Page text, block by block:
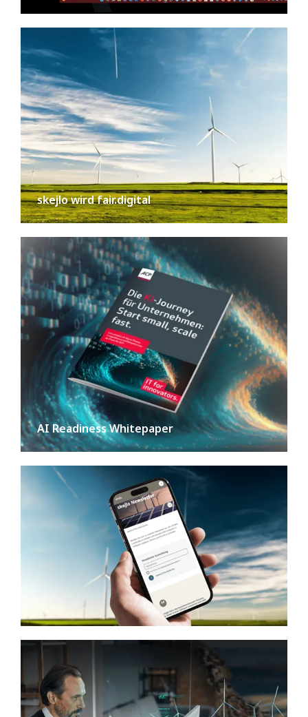
skejlo wird fair.digital
AI Readiness Whitepaper